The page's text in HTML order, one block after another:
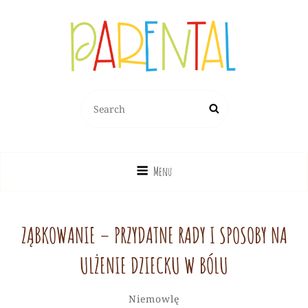
Dziecko, Rodzina, Wychowanie
for:
Menu
ZĄBKOWANIE – PRZYDATNE RADY I SPOSOBY NA
ULŻENIE DZIECKU W BÓLU
Categories
NiemowlęBy
Redakcja
Leave